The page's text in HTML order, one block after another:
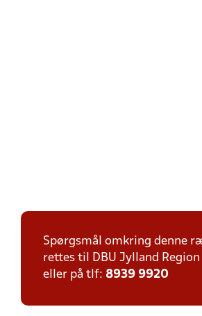
Spørgsmål omkring denne
rettes til DBU Jylland Region
eller på tlf: 8939 9920